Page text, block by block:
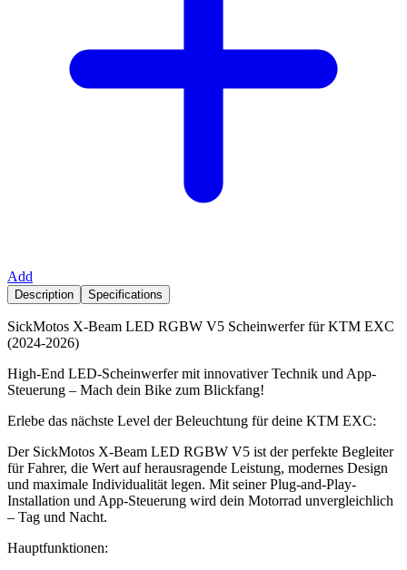
Add
Description Specifications
SickMotos X-Beam LED RGBW V5 Scheinwerfer für KTM EXC
(2024-2026)
High-End LED-Scheinwerfer mit innovativer Technik und App-
Steuerung – Mach dein Bike zum Blickfang!
Erlebe das nächste Level der Beleuchtung für deine KTM EXC:
Der SickMotos X-Beam LED RGBW V5 ist der perfekte Begleiter
für Fahrer, die Wert auf herausragende Leistung, modernes Design
und maximale Individualität legen. Mit seiner Plug-and-Play-
Installation und App-Steuerung wird dein Motorrad unvergleichlich
– Tag und Nacht.
Hauptfunktionen: